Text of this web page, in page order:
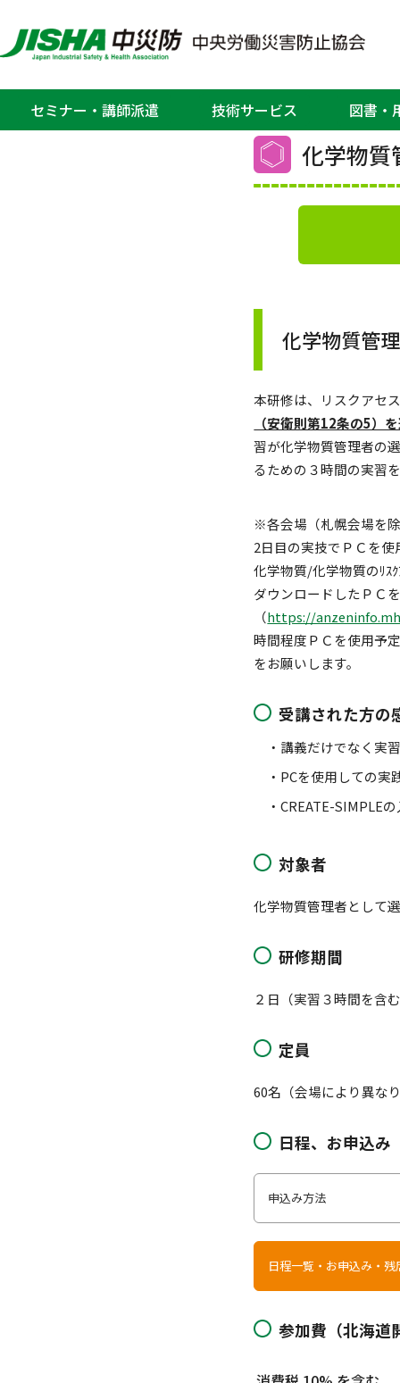
セミナー・講師派遣 技術サービス 図書・
教
化学物質
化学物質管
本研修は、リスクアセ
（安衛則第12条の5）
習が化学物質管理者の
るための３時間の実習
※各会場（札幌会場を
2日目の実技でＰＣを
化学物質/化学物質のﾘｽ
ダウンロードしたＰＣ
（https://
時間程度ＰＣを使用予
をお願いします。
受講された方の
講義だけでなく実
PCを使用しての実
CREATE-SIMPLE
対象者
化学物質管理者として
研修期間
２日（実習３時間を含
定員
60名（会場により異な
日程、お申込み
申込み方法
日程一覧・お申込み・残
参加費（北海道